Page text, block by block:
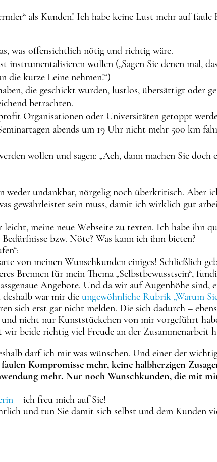
als Kunden! Ich habe keine Lust mehr auf faule
was offensichtlich nötig und richtig wäre.
wollen („Sagen Sie denen mal,
die kurze Leine nehmen!“)
die geschickt wurden, lustlos, übersättigt oder
betrachten.
Organisationen oder Universitäten getoppt
abends um 19 Uhr nicht mehr 500 km
wollen und sagen: „Ach, dann machen Sie doch
undankbar, nörgelig noch überkritisch. Aber
gewährleistet sein muss, damit ich wirklich gut
meine neue Webseite zu texten. Ich habe ihn
bzw. Nöte? Was kann ich ihm bieten?
von meinen Wunschkunden einiges! Schließlich
Brennen für mein Thema „Selbstbewusstsein“,
Angebote. Und da wir auf Augenhöhe sind,
war mir die ungewöhnliche Rubrik „Warum
sich erst gar nicht melden. Die sich dadurch –
nicht nur Kunststückchen von mir vorgeführt
beide richtig viel Freude an der Zusammenarbeit
darf ich mir was wünschen. Und einer der
Kompromisse mehr, keine halbherzigen
mehr. Nur noch Wunschkunden, die mit
– ich freu mich auf Sie!
und tun Sie damit sich selbst und dem Kunden